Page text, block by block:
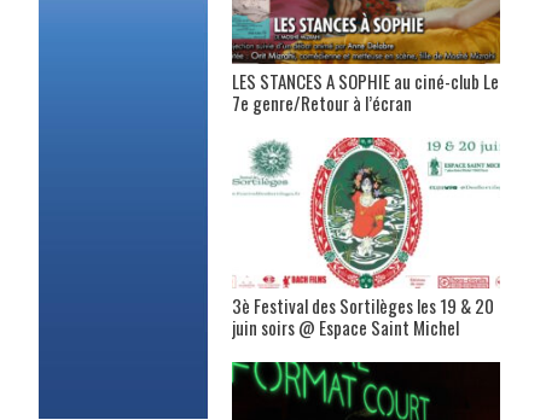
LES STANCES A SOPHIE au ciné-club Le
7e genre/Retour à l’écran
3è Festival des Sortilèges les 19 & 20
juin soirs @ Espace Saint Michel